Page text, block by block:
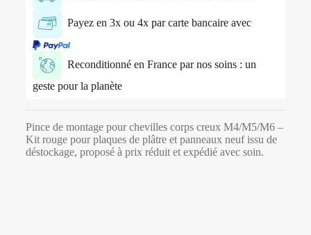
Payez en 3x ou 4x par carte bancaire avec
Reconditionné en France par nos soins : un
geste pour la planète
Pince de montage pour chevilles corps creux M4/M5/M6 –
Kit rouge pour plaques de plâtre et panneaux neuf issu de
déstockage, proposé à prix réduit et expédié avec soin.